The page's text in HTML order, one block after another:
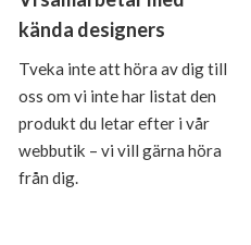
kända designers
Tveka inte att höra av dig till
oss om vi inte har listat den
produkt du letar efter i vår
webbutik – vi vill gärna höra
från dig.